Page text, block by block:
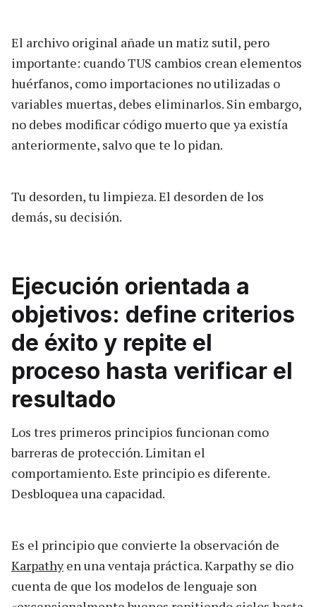
El archivo original añade un matiz sutil, pero
importante: cuando TUS cambios crean elementos
huérfanos, como importaciones no utilizadas o
variables muertas, debes eliminarlos. Sin embargo,
no debes modificar código muerto que ya existía
anteriormente, salvo que te lo pidan.
Tu desorden, tu limpieza. El desorden de los
demás, su decisión.
Ejecución orientada a
objetivos: define criterios
de éxito y repite el
proceso hasta verificar el
resultado
Los tres primeros principios funcionan como
barreras de protección. Limitan el
comportamiento. Este principio es diferente.
Desbloquea una capacidad.
Es el principio que convierte la observación de
Karpathyen una ventaja práctica. Karpathy se dio
cuenta de que los modelos de lenguaje son